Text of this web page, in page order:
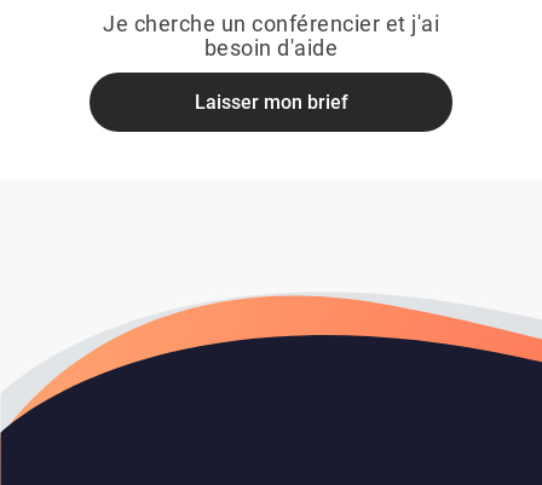
Je cherche un conférencier et j'ai
besoin d'aide
Laisser mon brief